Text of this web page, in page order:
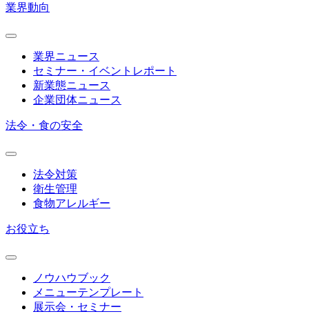
業界動向
業界ニュース
セミナー・イベントレポート
新業態ニュース
企業団体ニュース
法令・食の安全
法令対策
衛生管理
食物アレルギー
お役立ち
ノウハウブック
メニューテンプレート
展示会・セミナー